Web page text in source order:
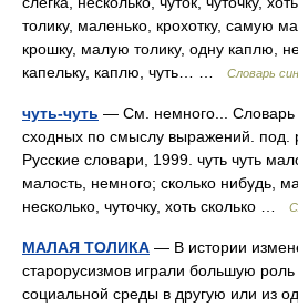
толику, маленько, крохотку, самую
крошку, малую толику, одну каплю,
капельку, каплю, чуть… …
Словарь
чуть-чуть — См. немного... Словарь
сходных по смыслу выражений.
Русские словари, 1999. чуть чуть
малость, немного; сколько нибудь,
несколько, чуточку, хоть сколько …
МАЛАЯ ТОЛИКА — В истории
старорусизмов играли большую
социальной среды в другую или из